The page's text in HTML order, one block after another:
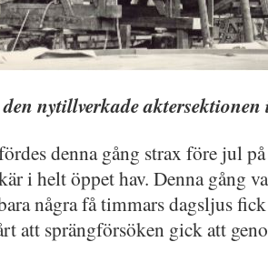
nytillverkade aktersektionen
denna gång strax före jul
i helt öppet hav. Denna gång
några få timmars dagsljus
att sprängförsöken gick att